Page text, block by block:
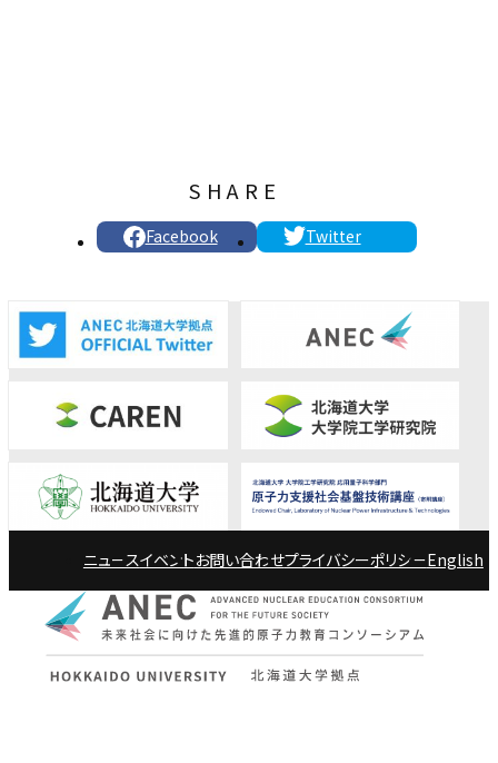
SHARE
Facebook Twitter
ニュースイベントお問い合わせプライバシーポリシーEnglish